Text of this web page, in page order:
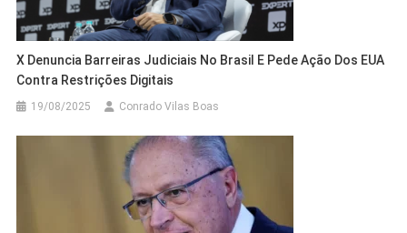
X Denuncia Barreiras Judiciais No Brasil E Pede Ação Dos EUA
Contra Restrições Digitais
19/08/2025 Conrado Vilas Boas